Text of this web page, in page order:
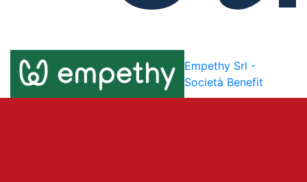
Empethy Srl -
Società Benefit